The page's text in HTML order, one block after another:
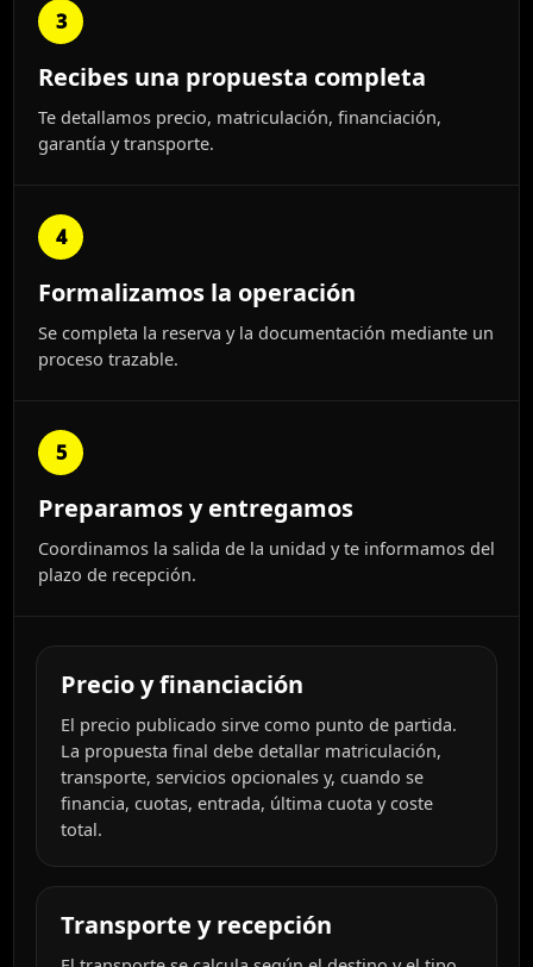
3
Recibes una propuesta completa
Te detallamos precio, matriculación, financiación,
garantía y transporte.
4
Formalizamos la operación
Se completa la reserva y la documentación mediante un
proceso trazable.
5
Preparamos y entregamos
Coordinamos la salida de la unidad y te informamos del
plazo de recepción.
Precio y financiación
El precio publicado sirve como punto de partida.
La propuesta final debe detallar matriculación,
transporte, servicios opcionales y, cuando se
financia, cuotas, entrada, última cuota y coste
total.
Transporte y recepción